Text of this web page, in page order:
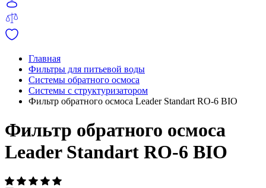
Главная
Фильтры для питьевой воды
Системы обратного осмоса
Системы с структуризатором
Фильтр обратного осмоса Leader Standart RO-6 BIO
Фильтр обратного осмоса
Leader Standart RO-6 BIO